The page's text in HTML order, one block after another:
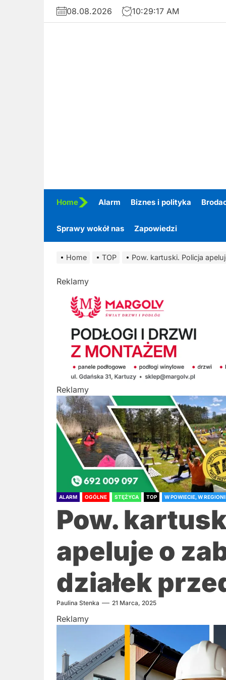
Skip
08.08.2026 10:29:18 AM
Home Alarm Biznes i polityka
Sprawy wokół nas Zapowiedzi
Home TOP Pow. kartuski. Policja
Reklamy
Reklamy
ALARM OGÓLNE STĘŻYCA TOP W POWIECIE, W
Pow.
apeluje o
działek
Paulina Stenka 21 Marca, 2025
Reklamy